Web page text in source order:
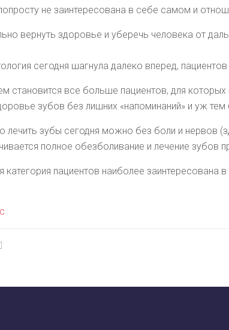
не заинтересована в себе самом и
вернуть здоровье и уберечь человека от
сегодня шагнула далеко вперед,
становится все больше пациентов, для
зубов без лишних «напоминаний» и уж тем
лечить зубы сегодня можно без боли и нервов
полное обезболивание и лечение зубов
категория пациентов наиболее